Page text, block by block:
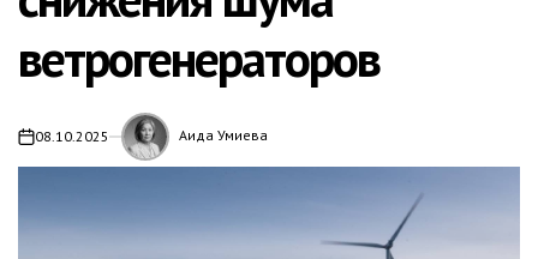
ветрогенераторов
on08.10.2025 Аида Умиева